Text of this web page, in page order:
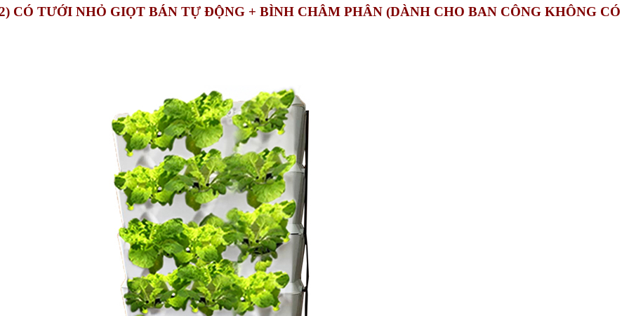
CÓ TƯỚI NHỎ GIỌT BÁN TỰ ĐỘNG + BÌNH CHÂM PHÂN (DÀNH CHO BAN CÔNG KHÔNG CÓ